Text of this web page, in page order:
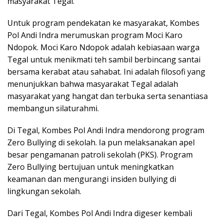
Untuk program pendekatan ke masyarakat, Kombes
Pol Andi Indra merumuskan program Moci Karo
Ndopok. Moci Karo Ndopok adalah kebiasaan warga
Tegal untuk menikmati teh sambil berbincang santai
bersama kerabat atau sahabat. Ini adalah filosofi yang
menunjukkan bahwa masyarakat Tegal adalah
masyarakat yang hangat dan terbuka serta senantiasa
membangun silaturahmi.
Di Tegal, Kombes Pol Andi Indra mendorong program
Zero Bullying di sekolah. Ia pun melaksanakan apel
besar pengamanan patroli sekolah (PKS). Program
Zero Bullying bertujuan untuk meningkatkan
keamanan dan mengurangi insiden bullying di
lingkungan sekolah.
Dari Tegal, Kombes Pol Andi Indra digeser kembali